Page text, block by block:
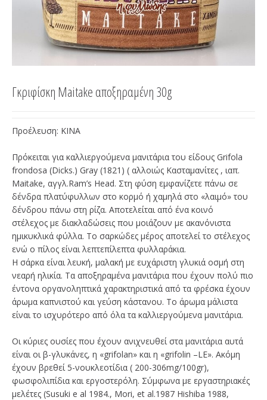
Γκριφίσκη Maitake αποξηραμένη 30g
Προέλευση: ΚΙΝΑ
Πρόκειται για καλλιεργούμενα μανιτάρια του είδους Grifola
frondosa (Dicks.) Gray (1821) ( αλλοιώς Κασταμανίτες , ιαπ.
Maitake, αγγλ.Ram’s Head. Στη φύση εμφανίζετε πάνω σε
δένδρα πλατύφυλλων στο κορμό ή χαμηλά στο «λαιμό» του
δένδρου πάνω στη ρίζα. Αποτελείται από ένα κοινό
στέλεχος με διακλαδώσεις που μοιάζουν με ακανόνιστα
ημικυκλικά φύλλα. Το σαρκώδες μέρος αποτελεί το στέλεχος
ενώ ο πίλος είναι λεπτεπίλεπτα φυλλαράκια.
Η σάρκα είναι λευκή, μαλακή με ευχάριστη γλυκιά οσμή στη
νεαρή ηλικία. Τα αποξηραμένα μανιτάρια που έχουν πολύ πιο
έντονα οργανοληπτικά χαρακτηριστικά από τα φρέσκα έχουν
άρωμα καπνιστού και γεύση κάστανου. Το άρωμα μάλιστα
είναι το ισχυρότερο από όλα τα καλλιεργούμενα μανιτάρια.
Οι κύριες ουσίες που έχουν ανιχνευθεί στα μανιτάρια αυτά
είναι οι β-γλυκάνες, η «grifolan» και η «grifolin –LE». Ακόμη
έχουν βρεθεί 5-νουκλεοτίδια ( 200-306mg/100gr),
φωσφολιπίδια και εργοστερόλη. Σύμφωνα με εργαστηριακές
μελέτες (Susuki e al 1984., Mori, et al.1987 Hishiba 1988,